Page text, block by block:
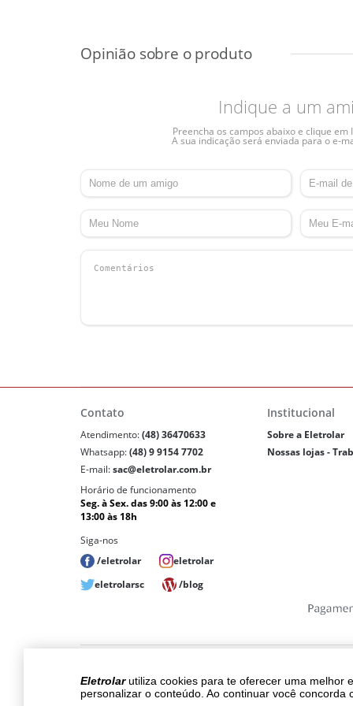
Indique a um
Preencha os campos abaixo e clique em
A sua indicação será enviada para o e-
Eletrolarutiliza cookies para te oferecer uma melhor
personalizar o conteúdo. Ao continuar você concorda
Contato
Atendimento:(48) 36470633
Whatsapp:(48) 9 9154 7702
E-mail:sac@eletrolar.com.br
Horário de funcionamento
Seg. à Sex. das 9:00 às 12:00 e
13:00 às 18h
Siga-nos
/eletrolar
eletrolar
eletrolarsc
/blog
Institucional
Sobre a Eletrolar
Nossas lojas -
Os preços, promoções, condições de